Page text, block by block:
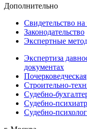
Дополнительно
Свидетельство
Законодательство
Экспертные
Экспертиза
документах
Почерковедческая
Строительно-
Судебно-
Судебно-
Судебно-